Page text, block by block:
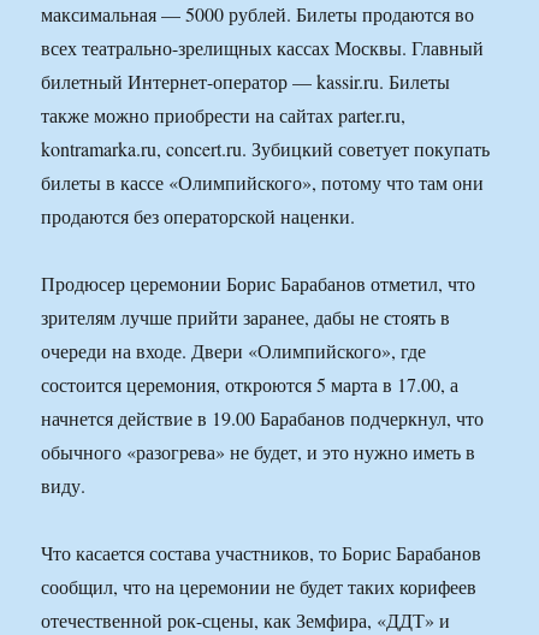
максимальная — 5000 рублей. Билеты продаются во
всех театрально-зрелищных кассах Москвы. Главный
билетный Интернет-оператор — kassir.ru. Билеты
также можно приобрести на сайтах parter.ru,
kontramarka.ru, concert.ru. Зубицкий советует покупать
билеты в кассе «Олимпийского», потому что там они
продаются без операторской наценки.
Продюсер церемонии Борис Барабанов отметил, что
зрителям лучше прийти заранее, дабы не стоять в
очереди на входе. Двери «Олимпийского», где
состоится церемония, откроются 5 марта в 17.00, а
начнется действие в 19.00 Барабанов подчеркнул, что
обычного «разогрева» не будет, и это нужно иметь в
виду.
Что касается состава участников, то Борис Барабанов
сообщил, что на церемонии не будет таких корифеев
отечественной рок-сцены, как Земфира, «ДДТ» и